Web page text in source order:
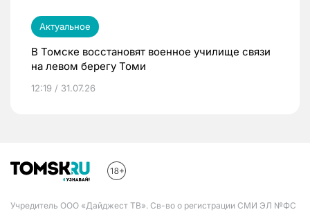
Актуальное
В Томске восстановят военное училище связи
на левом берегу Томи
12:19 / 31.07.26
Учредитель ООО «Дайджест ТВ». Св-во о регистрации СМИ ЭЛ №ФС